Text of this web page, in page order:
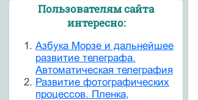
Пользователям сайта
интересно:
Азбука Морзе и дальнейшее
развитие телеграфа.
Автоматическая телеграфия
Развитие фотографических
процессов. Пленка,